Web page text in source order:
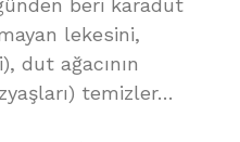
beri karadut
lekesini,
dut ağacının
temizler…